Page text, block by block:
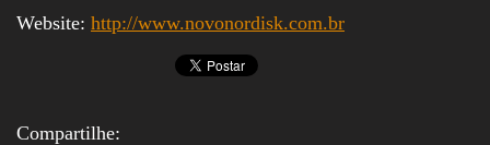
Website: http://www.novonordisk.com.br
Compartilhe: